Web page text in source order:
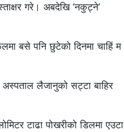
गरे। अबदेखि ‘नकुट्ने’
बसे पनि छुटेको दिनमा चाहिं म
लैजानुको सट्टा बाहिर
टाढा पोखरीको डिलमा एउटा